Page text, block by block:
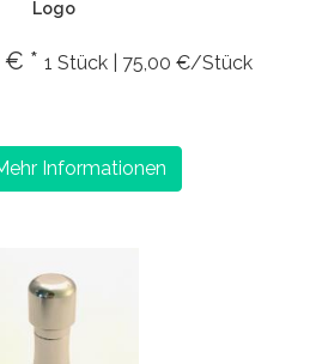
Logo
€ * 1 Stück | 75,00 €/Stück
Informationen